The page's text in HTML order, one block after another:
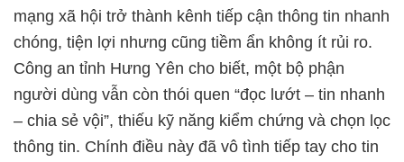
mạng xã hội trở thành kênh tiếp cận thông tin nhanh
chóng, tiện lợi nhưng cũng tiềm ẩn không ít rủi ro.
Công an tỉnh Hưng Yên cho biết, một bộ phận
người dùng vẫn còn thói quen “đọc lướt – tin nhanh
– chia sẻ vội”, thiếu kỹ năng kiểm chứng và chọn lọc
thông tin. Chính điều này đã vô tình tiếp tay cho tin